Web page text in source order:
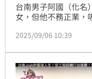
台南男子阿國（化名
女，但他不務正業，
外婆入監15年；在子
准。
2025/09/06 10:39